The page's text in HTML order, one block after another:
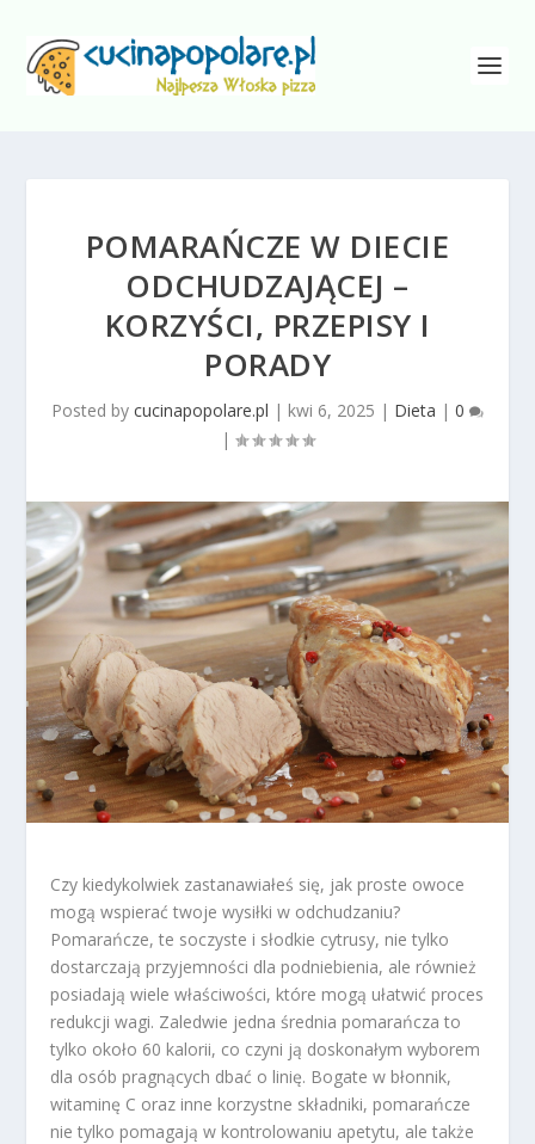
POMARAŃCZE W DIECIE
ODCHUDZAJĄCEJ –
KORZYŚCI, PRZEPISY I
PORADY
Posted by cucinapopolare.pl | kwi 6, 2025 | Dieta | 0
|
Czy kiedykolwiek zastanawiałeś się, jak proste owoce
mogą wspierać twoje wysiłki w odchudzaniu?
Pomarańcze, te soczyste i słodkie cytrusy, nie tylko
dostarczają przyjemności dla podniebienia, ale również
posiadają wiele właściwości, które mogą ułatwić proces
redukcji wagi. Zaledwie jedna średnia pomarańcza to
tylko około 60 kalorii, co czyni ją doskonałym wyborem
dla osób pragnących dbać o linię. Bogate w błonnik,
witaminę C oraz inne korzystne składniki, pomarańcze
nie tylko pomagają w kontrolowaniu apetytu, ale także